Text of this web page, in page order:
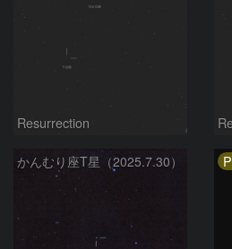
Resurrection
かんむり座T星（2025.7.30）